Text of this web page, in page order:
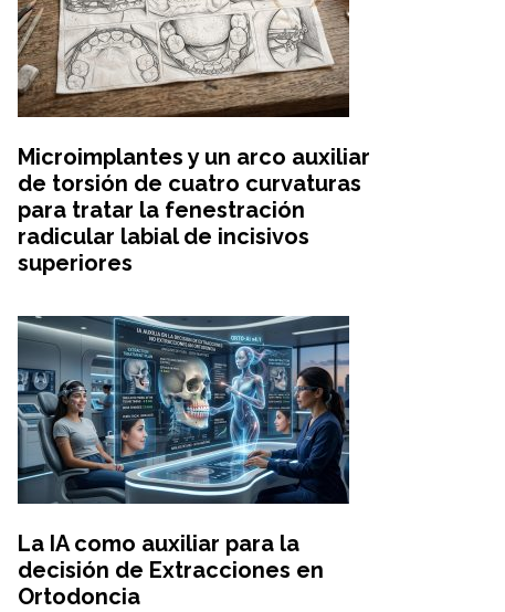
Microimplantes y un arco auxiliar
de torsión de cuatro curvaturas
para tratar la fenestración
radicular labial de incisivos
superiores
La IA como auxiliar para la
decisión de Extracciones en
Ortodoncia